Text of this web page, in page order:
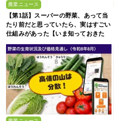
農業ニュース
【第1話】スーパーの野菜、あって当
たり前だと思っていたら、実はすごい
仕組みがあった【いま知っておきた
い、これからの”食”の話】